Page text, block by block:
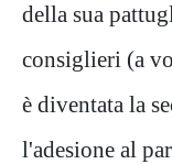
della sua
consiglieri (a
è diventata la
l'adesione al